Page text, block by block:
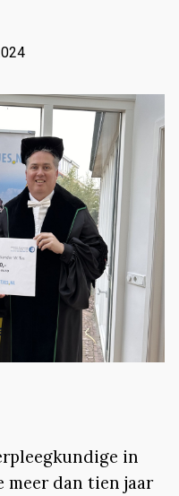
in
meer dan tien jaar